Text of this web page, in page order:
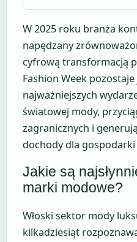
W 2025 roku branża
napędzany
cyfrową transformacją
Fashion Week
najważniejszych
światowej mody,
zagranicznych i
dochody dla
Jakie są
marki modowe?
Włoski sektor mody
kilkadziesiąt